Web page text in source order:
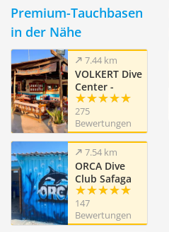
Premium-Tauchbasen
in der Nähe
7.44 km
VOLKERT Dive
Center -
Safaga
Ägypten
275
Bewertungen
7.54 km
ORCA Dive
Club Safaga
Amarina
Resort
147
Bewertungen